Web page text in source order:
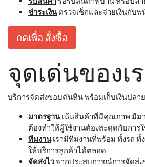
ชำระเงินตรวจเช็กและจ่ายเงินกับพ
กดเพื่อ สั่งซื้อ
จุดเด่นของเ
บริการจัดส่งขอบคันหิน พร้อมเก็บเงินปลา
มาตรฐานเน้นสินค้าที่มีคุณภาพ มีม
ต้องทำให้ผู้ใช้งานต้องสะดุดกับการ
ทีมงานเรามีทีมงานที่พร้อม ทั้งรถ ทั้
ให้บริการลูกค้าได้ตลอด
จัดส่งไว จากประสบการณ์การจัดส่ง